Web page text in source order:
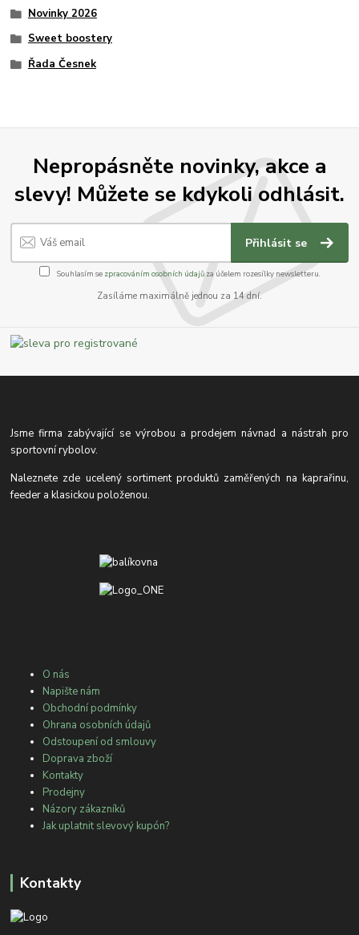
Novinky 2026
Sweet boostery
Řada Česnek
Nepropásněte novinky, akce a
slevy! Můžete se kdykoli odhlásit.
Přihlásit se
Souhlasím se zpracováním osobních údajůza účelem rozesílky newsletteru.
Zasíláme maximálně jednou za 14 dní.
Jsme firma zabývající se výrobou a prodejem návnad a nástrah pro
sportovní rybolov.
Naleznete zde ucelený sortiment produktů zaměřených na kaprařinu,
feeder a klasickou položenou.
O nás
Napište nám
Obchodní podmínky
Ohrana osobních údajů
Odstoupení od smlouvy
Doprava zboží
Kontakty
Prodejny
Názory zákazníků
Jak uplatnit slevový kupón?
Kontakty